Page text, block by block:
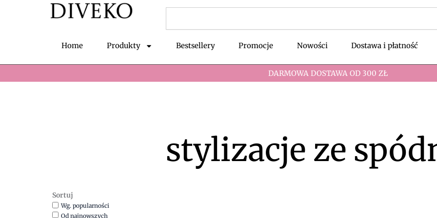
Home Produkty Bestsellery Promocje Nowości Dostawa i płatność
DARMOWA DOSTAWA OD 300 ZŁ
stylizacje ze
Sortuj
Wg. popularności
Od najnowszych